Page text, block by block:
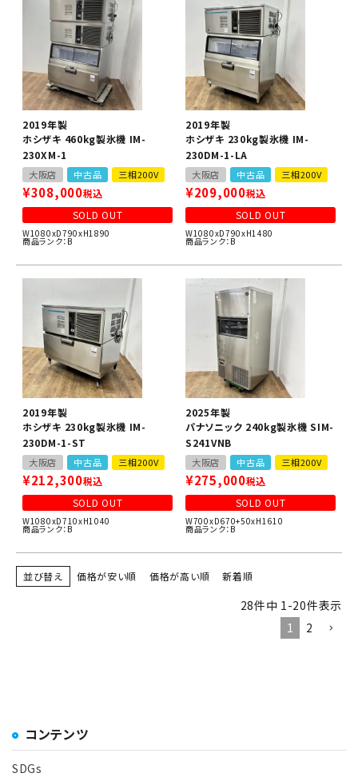
2019年製
ホシザキ 460kg製氷機 IM-
230XM-1
大阪店 中古品 三相200V
¥308,000税込
SOLD OUT
W1080xD790xH1890
商品ランク：B
2019年製
ホシザキ 230kg製氷機 IM-
230DM-1-LA
大阪店 中古品 三相200V
¥209,000税込
SOLD OUT
W1080xD790xH1480
商品ランク：B
2019年製
ホシザキ 230kg製氷機 IM-
230DM-1-ST
大阪店 中古品 三相200V
¥212,300税込
SOLD OUT
W1080xD710xH1040
商品ランク：B
2025年製
パナソニック 240kg製氷機 SIM-
S241VNB
大阪店 中古品 三相200V
¥275,000税込
SOLD OUT
W700xD670+50xH1610
商品ランク：B
並び替え 価格が安い順 価格が高い順 新着順
28件中 1 -20件表示
1
2
コンテンツ
SDGs